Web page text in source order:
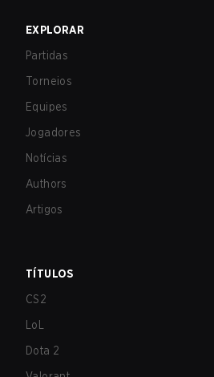
EXPLORAR
Partidas
Torneios
Equipes
Jogadores
Notícias
Authors
Artigos
TÍTULOS
CS2
LoL
Dota 2